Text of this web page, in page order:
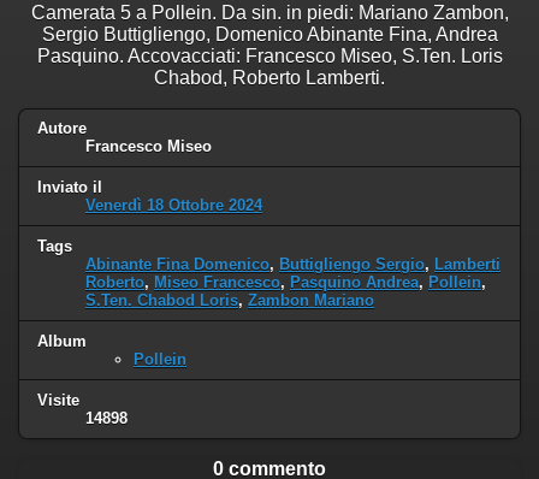
Camerata 5 a Pollein. Da sin. in piedi: Mariano Zambon,
Sergio Buttigliengo, Domenico Abinante Fina, Andrea
Pasquino. Accovacciati: Francesco Miseo, S.Ten. Loris
Chabod, Roberto Lamberti.
Autore
Francesco Miseo
Inviato il
Venerdì 18 Ottobre 2024
Tags
Abinante Fina Domenico, Buttigliengo Sergio, Lamberti
Roberto, Miseo Francesco, Pasquino Andrea, Pollein,
S.Ten. Chabod Loris, Zambon Mariano
Album
Pollein
Visite
14898
0 commento